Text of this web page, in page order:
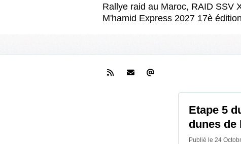
Rallye raid au Maroc, RAID SSV
M'hamid Express 2027 17è
Etape 5
dunes de
Publié le 24